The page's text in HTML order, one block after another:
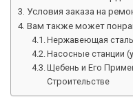
Условия заказа на
Вам также может
Нержавеющая
Насосные станции
Щебень и Его
Строительстве